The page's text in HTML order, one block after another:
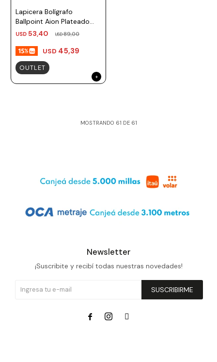
Lapicera Bolígrafo
Ballpoint Aion Plateado
TM negro Lamy
USD 53,40 USD89,00
USD 45,39
OUTLET
MOSTRANDO 61 DE 61
Newsletter
¡Suscribite y recibí todas nuestras novedades!
SUSCRIBIRME
  